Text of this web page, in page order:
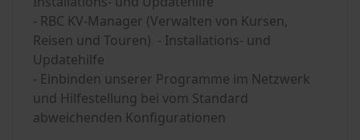
- RBC KV-Manager (Verwalten von Kursen,
Reisen und Touren) - Installations- und
Updatehilfe
- Einbinden unserer Programme im Netzwerk
und Hilfestellung bei vom Standard
abweichenden Konfigurationen